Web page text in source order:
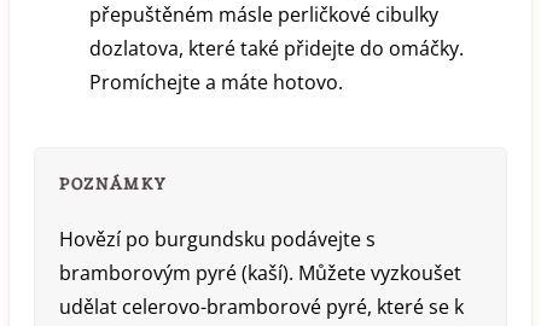
přepuštěném másle perličkové cibulky
dozlatova, které také přidejte do omáčky.
Promíchejte a máte hotovo.
POZNÁMKY
Hovězí po burgundsku podávejte s
bramborovým pyré (kaší). Můžete vyzkoušet
udělat celerovo-bramborové pyré, které se k